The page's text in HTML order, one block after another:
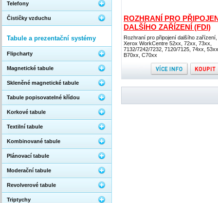
ROZHRANÍ PRO
DALŠÍHO ZAŘÍZENÍ (FDI)
Rozhraní pro připojení dalšího zařízení,
Xerox WorkCentre 52xx, 72xx, 73xx,
7132/7242/7232, 7120/7125, 74xx,
B70xx, C70xx
Telefony
Čističky vzduchu
Tabule a prezentační systémy
Flipcharty
Magnetické tabule
Skleněné magnetické tabule
Tabule popisovatelné křídou
Korkové tabule
Textilní tabule
Kombinované tabule
Plánovací tabule
Moderační tabule
Revolverové tabule
Triptychy